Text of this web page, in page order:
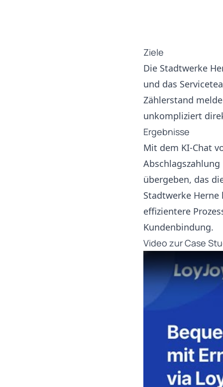
Ziele
Die Stadtwerke
und das
Zählerstand
unkompliziert
Ergebnisse
Mit dem KI-Chat
übergeben, das
Stadtwerke
effizientere
Kundenbindung.
Video zur Case
Play